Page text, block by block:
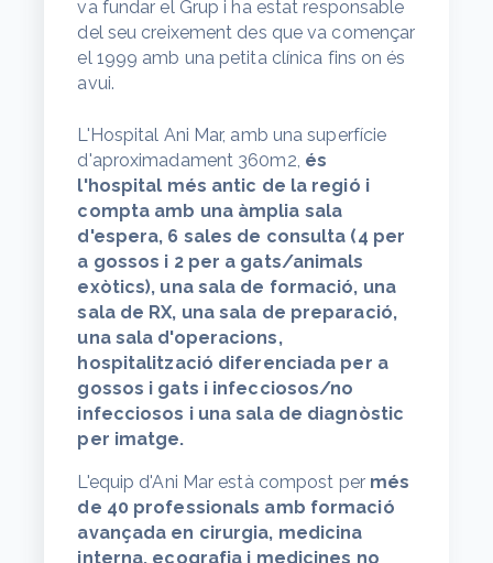
va fundar el Grup i ha estat responsable
del seu creixement des que va començar
el 1999 amb una petita clínica fins on és
avui.
L'Hospital Ani Mar, amb una superfície
d'aproximadament 360m2, és
l'hospital més antic de la regió i
compta amb una àmplia sala
d'espera, 6 sales de consulta (4 per
a gossos i 2 per a gats/animals
exòtics), una sala de formació, una
sala de RX, una sala de preparació,
una sala d'operacions,
hospitalització diferenciada per a
gossos i gats i infecciosos/no
infecciosos i una sala de diagnòstic
per imatge.
L'equip d'Ani Mar està compost per més
de 40 professionals amb formació
avançada en cirurgia, medicina
interna, ecografia i medicines no